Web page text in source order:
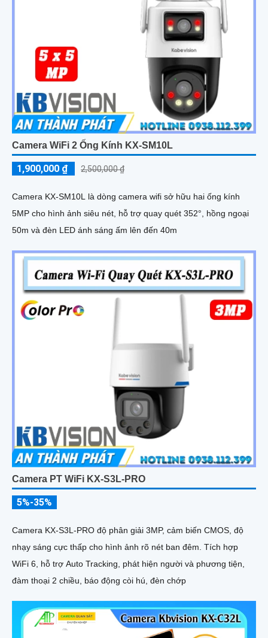
Camera WiFi 2 Ống Kính KX-SM10L
1,900,000 ₫ 2,500,000 ₫
Camera KX-SM10L là dòng camera wifi sở hữu hai ống kính
5MP cho hình ảnh siêu nét, hỗ trợ quay quét 352°, hồng ngoại
50m và đèn LED ánh sáng ấm lên đến 40m
Camera PT WiFi KX-S3L-PRO
5%-35%
Camera KX-S3L-PRO độ phân giải 3MP, cảm biến CMOS, độ
nhạy sáng cực thấp cho hình ảnh rõ nét ban đêm. Tích hợp
WiFi 6, hỗ trợ Auto Tracking, phát hiện người và phương tiện,
đàm thoại 2 chiều, báo động còi hú, đèn chớp